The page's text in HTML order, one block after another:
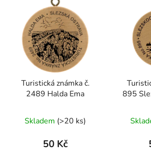
Turistická známka č.
2489 Halda Ema
Skladem (>20 ks)
50 Kč
895